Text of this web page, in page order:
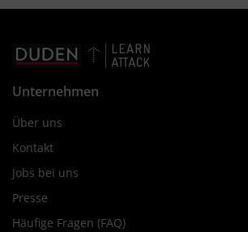
Unternehmen
Über uns
Kontakt
Jobs bei uns
Presse
Häufige Fragen (FAQ)